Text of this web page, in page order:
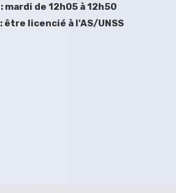
mardi de 12h05 à 12h50
être licencié à l'AS/UNSS